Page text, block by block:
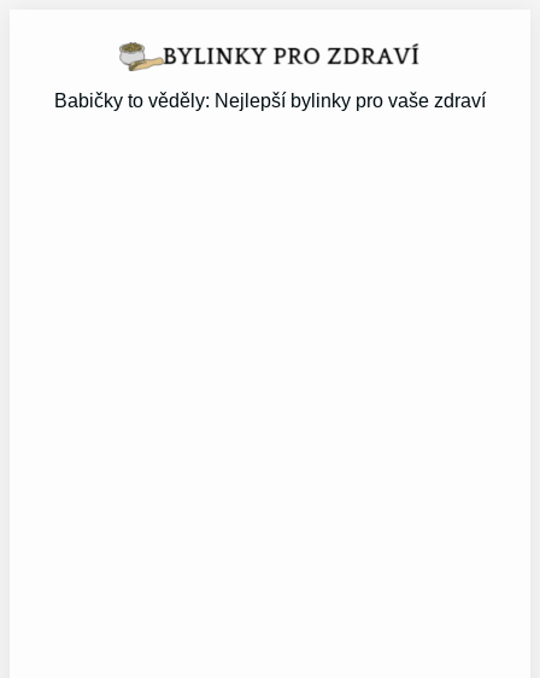
Babičky to věděly: Nejlepší bylinky pro vaše zdraví